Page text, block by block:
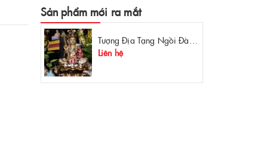
Sản phẩm mới ra mắt
Liên hệ